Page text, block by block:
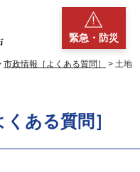
緊急・防災
市政情報［よくある質問］
> 土地
ある質問］